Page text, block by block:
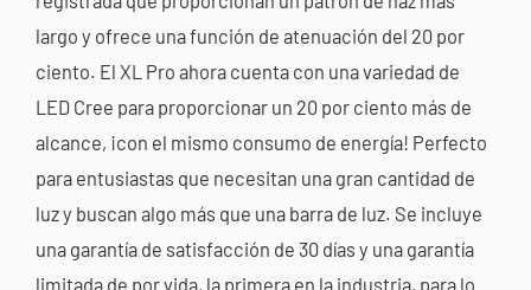
largo y ofrece una función de atenuación del 20 por
ciento. El XL Pro ahora cuenta con una variedad de
LED Cree para proporcionar un 20 por ciento más de
alcance, ¡con el mismo consumo de energía! Perfecto
para entusiastas que necesitan una gran cantidad de
luz y buscan algo más que una barra de luz. Se incluye
una garantía de satisfacción de 30 días y una garantía
limitada de por vida, la primera en la industria, para lo